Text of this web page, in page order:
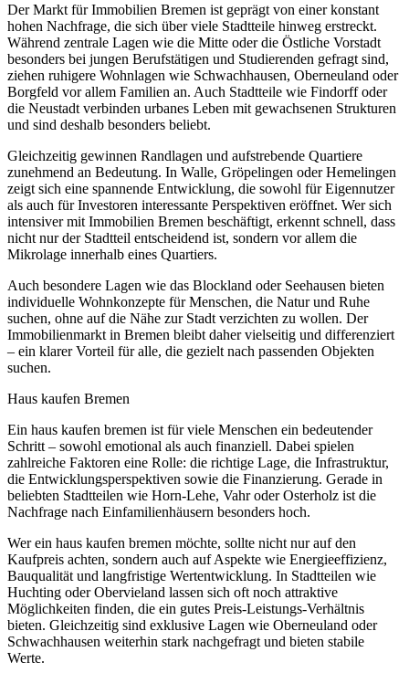
Der Markt für Immobilien Bremen ist geprägt von einer konstant
hohen Nachfrage, die sich über viele Stadtteile hinweg erstreckt.
Während zentrale Lagen wie die Mitte oder die Östliche Vorstadt
besonders bei jungen Berufstätigen und Studierenden gefragt sind,
ziehen ruhigere Wohnlagen wie Schwachhausen, Oberneuland oder
Borgfeld vor allem Familien an. Auch Stadtteile wie Findorff oder
die Neustadt verbinden urbanes Leben mit gewachsenen Strukturen
und sind deshalb besonders beliebt.
Gleichzeitig gewinnen Randlagen und aufstrebende Quartiere
zunehmend an Bedeutung. In Walle, Gröpelingen oder Hemelingen
zeigt sich eine spannende Entwicklung, die sowohl für Eigennutzer
als auch für Investoren interessante Perspektiven eröffnet. Wer sich
intensiver mit Immobilien Bremen beschäftigt, erkennt schnell, dass
nicht nur der Stadtteil entscheidend ist, sondern vor allem die
Mikrolage innerhalb eines Quartiers.
Auch besondere Lagen wie das Blockland oder Seehausen bieten
individuelle Wohnkonzepte für Menschen, die Natur und Ruhe
suchen, ohne auf die Nähe zur Stadt verzichten zu wollen. Der
Immobilienmarkt in Bremen bleibt daher vielseitig und differenziert
– ein klarer Vorteil für alle, die gezielt nach passenden Objekten
suchen.
Haus kaufen Bremen
Ein haus kaufen bremen ist für viele Menschen ein bedeutender
Schritt – sowohl emotional als auch finanziell. Dabei spielen
zahlreiche Faktoren eine Rolle: die richtige Lage, die Infrastruktur,
die Entwicklungsperspektiven sowie die Finanzierung. Gerade in
beliebten Stadtteilen wie Horn-Lehe, Vahr oder Osterholz ist die
Nachfrage nach Einfamilienhäusern besonders hoch.
Wer ein haus kaufen bremen möchte, sollte nicht nur auf den
Kaufpreis achten, sondern auch auf Aspekte wie Energieeffizienz,
Bauqualität und langfristige Wertentwicklung. In Stadtteilen wie
Huchting oder Obervieland lassen sich oft noch attraktive
Möglichkeiten finden, die ein gutes Preis-Leistungs-Verhältnis
bieten. Gleichzeitig sind exklusive Lagen wie Oberneuland oder
Schwachhausen weiterhin stark nachgefragt und bieten stabile
Werte.